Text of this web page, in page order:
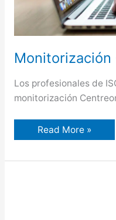
Monitorización
Los profesionales de
monitorización
Monitorización
Centreon
Read More »